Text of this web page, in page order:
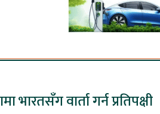
भारतसँग वार्ता गर्न प्रतिपक्षी